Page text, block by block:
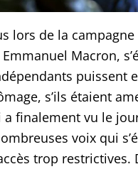
lors de la
Emmanuel Macron,
puissent
s’ils étaient
finalement vu le
voix qui
trop